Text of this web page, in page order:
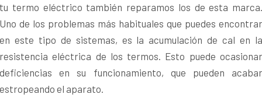
tu termo eléctrico también reparamos los de esta marca.
Uno de los problemas más habituales que puedes encontrar
en este tipo de sistemas, es la acumulación de cal en la
resistencia eléctrica de los termos. Esto puede ocasionar
deficiencias en su funcionamiento, que pueden acabar
estropeando el aparato.